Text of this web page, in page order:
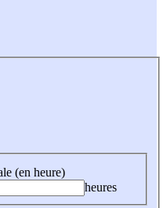
(en heure)
heures